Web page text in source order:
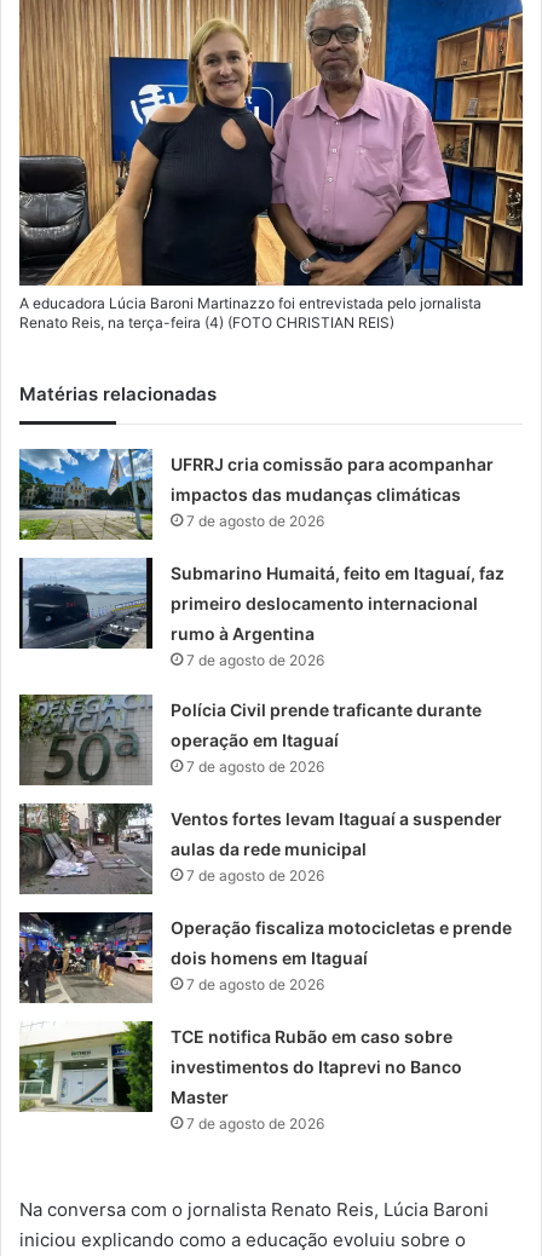
A educadora Lúcia Baroni Martinazzo foi entrevistada pelo jornalista
Renato Reis, na terça-feira (4) (FOTO CHRISTIAN REIS)
Matérias relacionadas
UFRRJ cria comissão para acompanhar
impactos das mudanças climáticas
7 de agosto de 2026
Submarino Humaitá, feito em Itaguaí, faz
primeiro deslocamento internacional
rumo à Argentina
7 de agosto de 2026
Polícia Civil prende traficante durante
operação em Itaguaí
7 de agosto de 2026
Ventos fortes levam Itaguaí a suspender
aulas da rede municipal
7 de agosto de 2026
Operação fiscaliza motocicletas e prende
dois homens em Itaguaí
7 de agosto de 2026
TCE notifica Rubão em caso sobre
investimentos do Itaprevi no Banco
Master
7 de agosto de 2026
Na conversa com o jornalista Renato Reis, Lúcia Baroni
iniciou explicando como a educação evoluiu sobre o